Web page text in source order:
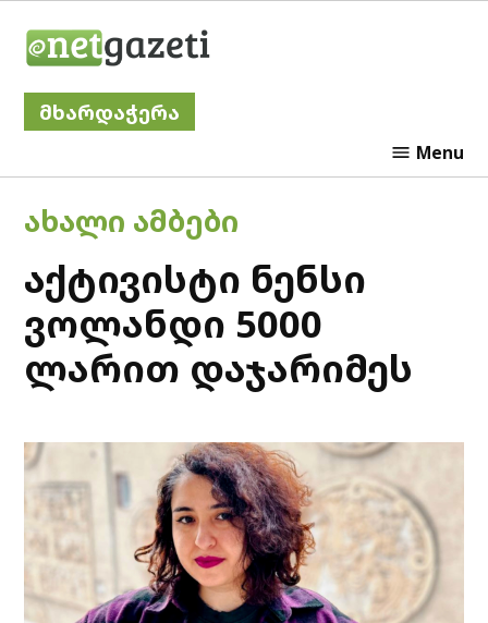
მხარდაჭერა
Menu
POSTED
ᲐᲮᲐᲚᲘ ᲐᲛᲑᲔᲑᲘ
აქტივისტი ნენსი
ვოლანდი 5000
ლარით დაჯარიმეს